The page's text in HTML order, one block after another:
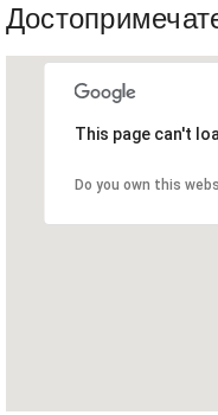
This page can't
Do you own this